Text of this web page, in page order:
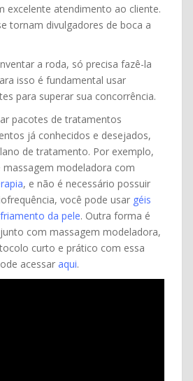
excelente atendimento ao cliente.
tornam divulgadores de boca a
a roda, só precisa fazê-la
isso é fundamental usar
para superar sua concorrência.
pacotes de tratamentos
já conhecidos e desejados,
de tratamento. Por exemplo,
massagem modeladora com
, e não é necessário possuir
você pode usar géis
da pele. Outra forma é
com massagem modeladora,
curto e prático com essa
acessar aqui.